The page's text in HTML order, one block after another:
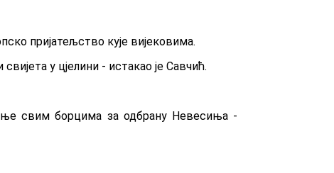
пријатељство кује вијековима.
у цјелини - истакао је Савчић.
свим борцима за одбрану Невесиња -